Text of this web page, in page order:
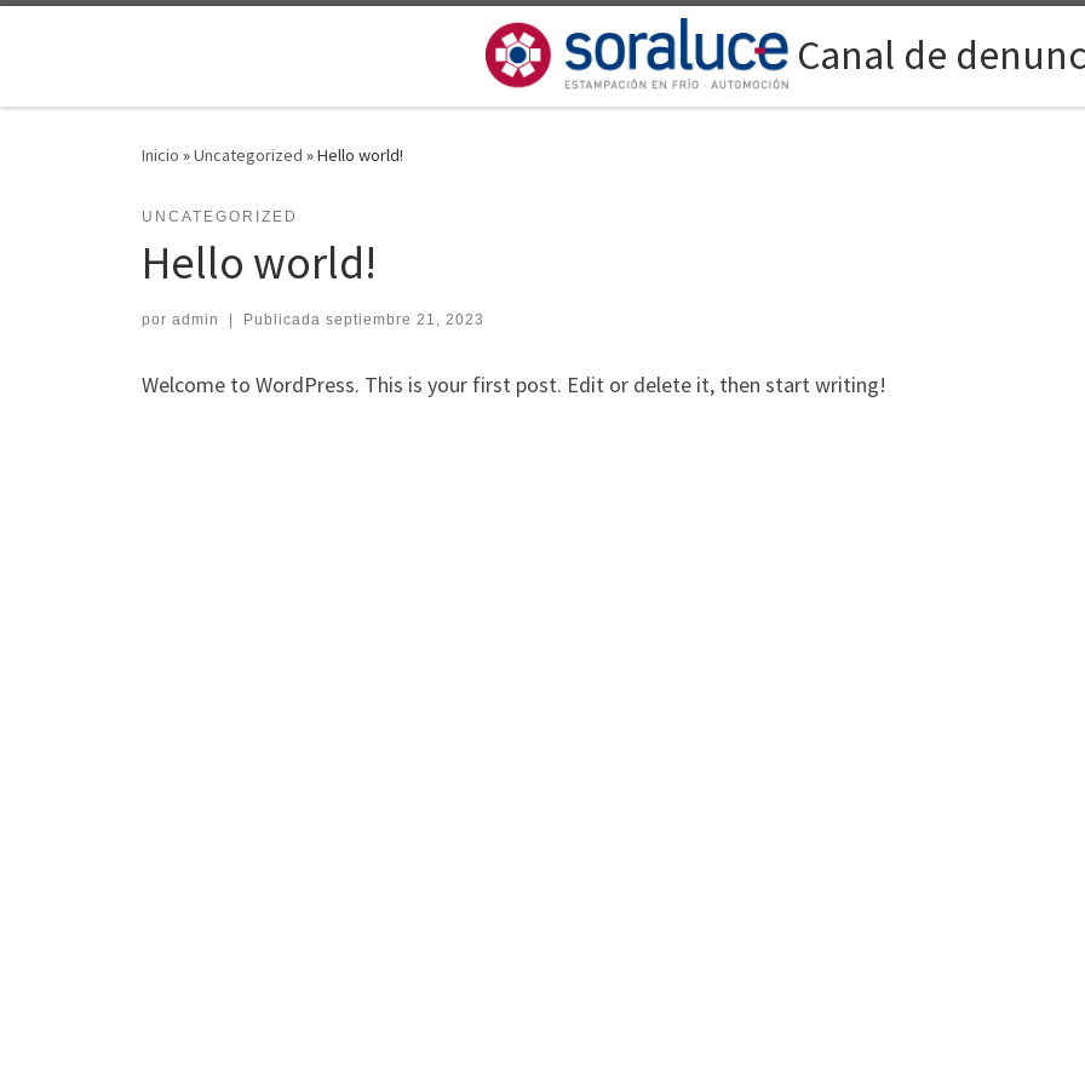
Canal de
Inicio »Uncategorized »Hello world!
UNCATEGORIZED
Hello world!
por admin Publicada septiembre 21, 2023
Welcome to WordPress. This is your first post. Edit or delete it, then start writing!